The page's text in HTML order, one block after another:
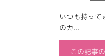
いつも持って
のカ...
この記事